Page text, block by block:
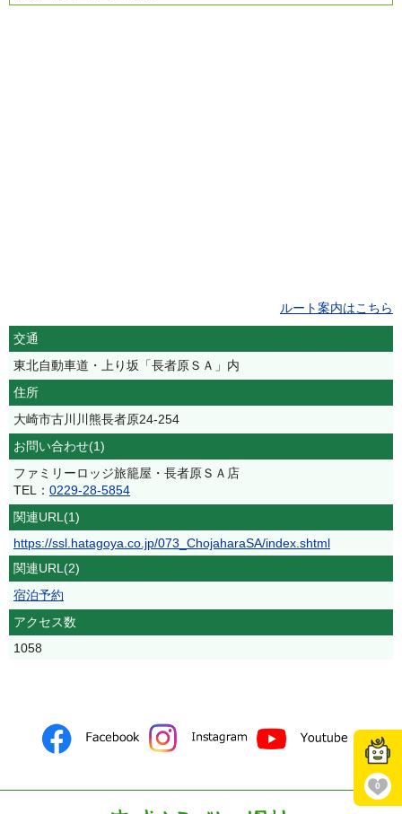
ルート案内はこちら
交通
東北自動車道・上り坂「長者原ＳＡ」内
住所
大崎市古川川熊長者原24-254
お問い合わせ(1)
ファミリーロッジ旅籠屋・長者原ＳＡ店
TEL： 0229-28-5854
関連URL(1)
https://ssl.hatagoya.co.jp/073_ChojaharaSA/index.shtml
関連URL(2)
宿泊予約
アクセス数
1058
0